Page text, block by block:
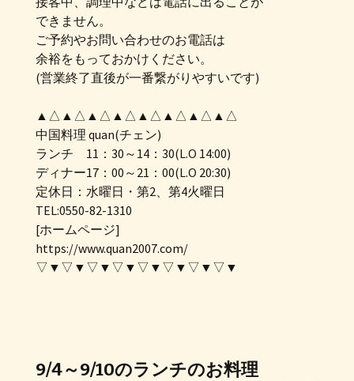
できません。
ご予約やお問い合わせのお電話は
余裕をもっておかけください。
(営業終了直後が一番繋がりやすいです)
▲△▲△▲△▲△▲△▲△▲△▲△
中国料理 quan(チェン)
ランチ 11：30～14：30(L.O 14:00)
ディナー17：00～21：00(L.O 20:30)
定休日：水曜日・第2、第4火曜日
TEL:0550-82-1310
[ホームページ]
https://www.quan2007.com/
▽▼▽▼▽▼▽▼▽▼▽▼▽▼▽▼
9/4～9/10のランチのお料理